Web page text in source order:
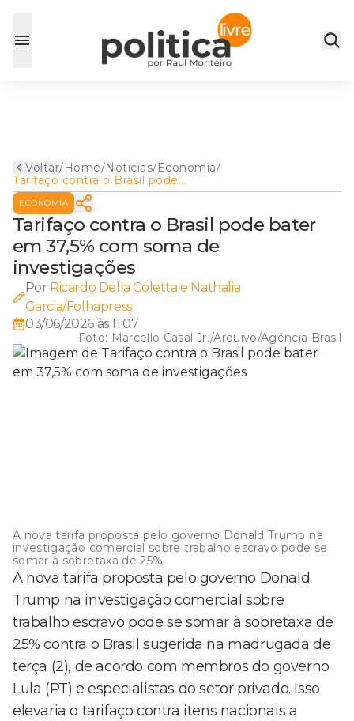
Voltar/Home/Noticias/Economia/
Tarifaço contra o Brasil pode
bater em 37,5% com soma
de investigações
ECONOMIA
Tarifaço contra o Brasil pode bater
em 37,5% com soma de
investigações
Por Ricardo Della Coletta e Nathalia
Garcia/Folhapress
03/06/2026 às 11:07
Foto: Marcello Casal Jr./Arquivo/Agência Brasil
A nova tarifa proposta pelo governo Donald Trump na
investigação comercial sobre trabalho escravo pode se
somar à sobretaxa de 25%
A nova tarifa proposta pelo governo Donald
Trump na investigação comercial sobre
trabalho escravo pode se somar à sobretaxa de
25% contra o Brasil sugerida na madrugada de
terça (2), de acordo com membros do governo
Lula (PT) e especialistas do setor privado. Isso
elevaria o tarifaço contra itens nacionais a